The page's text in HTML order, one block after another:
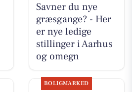
Savner du nye
græsgange? - Her
er nye ledige
stillinger i Aarhus
og omegn
BOLIGMARKED